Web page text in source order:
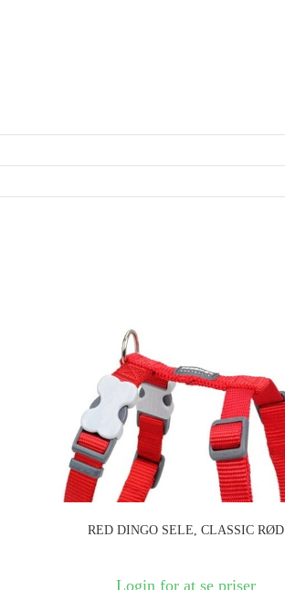
RED DINGO SELE, CLASSIC RØD
Login for at se priser